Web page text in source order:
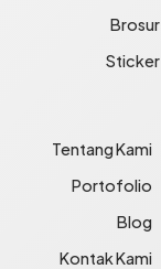
Brosur
Sticker
Tentang Kami
Portofolio
Blog
Kontak Kami